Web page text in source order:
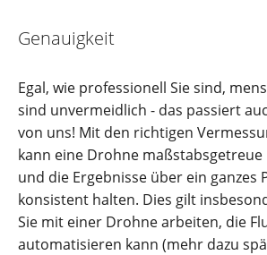
Genauigkeit
Egal, wie professionell Sie sind,
sind unvermeidlich - das passiert
von uns! Mit den richtigen
kann eine Drohne
und die Ergebnisse über ein ganzes
konsistent halten. Dies gilt
Sie mit einer Drohne arbeiten, die
automatisieren kann (mehr dazu